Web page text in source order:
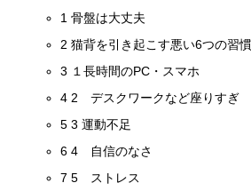
1 骨盤は大丈夫
2 猫背を引き起こす悪い6つの習慣
3 １長時間のPC・スマホ
4 2 デスクワークなど座りすぎ
5 3 運動不足
6 4 自信のなさ
7 5 ストレス